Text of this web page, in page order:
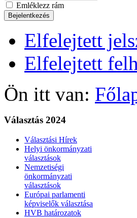
Emléklezz rám
Elfelejtett
Elfelejtett
Ön itt van:
Választás 2024
Választási Hírek
Helyi önkormányzati
választások
Nemzetiségi
önkormányzati
választások
Európai parlamenti
képviselők választása
HVB határozatok